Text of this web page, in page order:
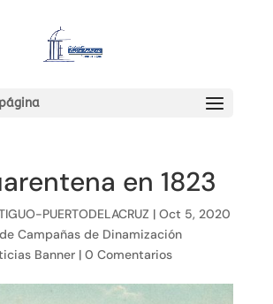
en 1823
PUERTODELACRUZ | Oct 5, 2020
Campañas de Dinamización
Banner| 0 Comentarios